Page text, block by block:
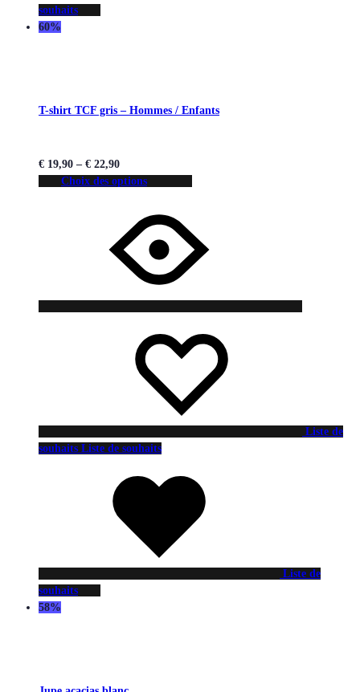
souhaits
60%
T-shirt TCF gris – Hommes / Enfants
€ 19,90 – € 22,90
Choix des options
Liste de
souhaits Liste de souhaits
Liste de
souhaits
58%